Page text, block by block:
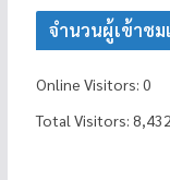
จำนวนผู้เข้าชม
Online Visitors: 0
Total Visitors: 8,432